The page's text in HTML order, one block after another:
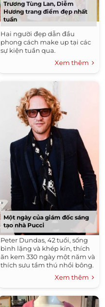
Trương Tùng Lan, Diễm
Hương trang điểm đẹp nhất
tuần
Hai người đẹp dẫn đầu
phong cách make up tại các
sự kiện tuần qua.
Xem thêm
Một ngày của giám đốc sáng
tạo nhà Pucci
Peter Dundas, 42 tuổi, sống
bình lặng và khép kín, thích
ăn kem 330 ngày một năm và
thích sưu tầm thú nhồi bông.
Xem thêm